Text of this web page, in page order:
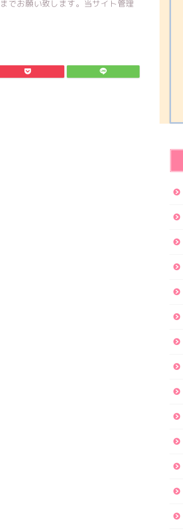
でお願い致します。当サイト管理